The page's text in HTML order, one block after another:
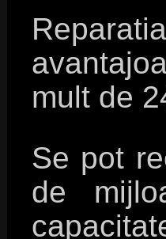
mult de
Se pot
de